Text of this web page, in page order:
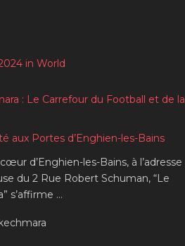
in World
: Le Carrefour du Football et de la
aux Portes d’Enghien-les-Bains
d’Enghien-les-Bains, à l’adresse
du 2 Rue Robert Schuman, “Le
s’affirme …